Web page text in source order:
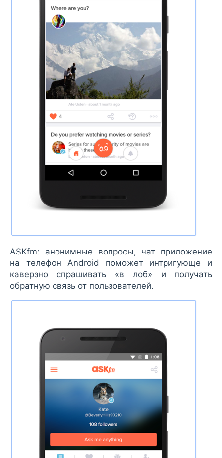
ASKfm: анонимные вопросы, чат приложение
на телефон Android поможет интригующе и
каверзно спрашивать «в лоб» и получать
обратную связь от пользователей.